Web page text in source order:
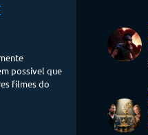
possível que
filmes do